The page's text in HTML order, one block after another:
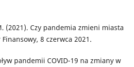
(2021). Czy pandemia zmieni miasta
8 czerwca 2021.
pandemii COVID-19 na zmiany w